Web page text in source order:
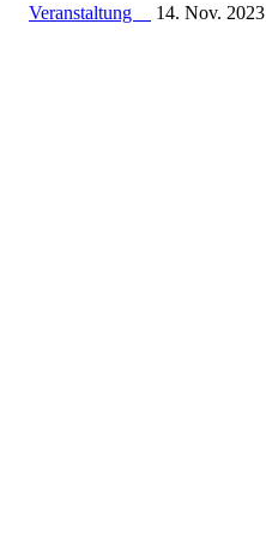
Veranstaltung 14. Nov. 2023